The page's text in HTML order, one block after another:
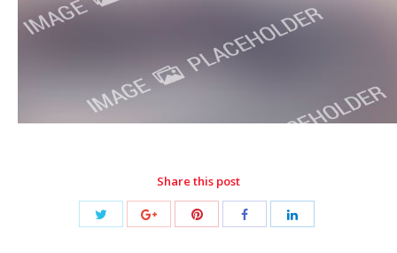
Share this post
Share
Share
Share Share